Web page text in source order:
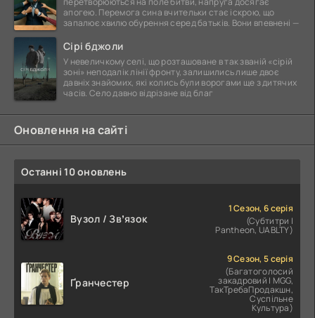
апогею. Перемога сина вчительки стає іскрою, що
запалює хвилю обурення серед батьків. Вони впевнені —
Сірі бджоли
У невеличкому селі, що розташоване в так званій «сірій
зоні» неподалік лінії фронту, залишились лише двоє
давніх знайомих, які колись були ворогами ще з дитячих
часів. Село давно відрізане від благ
Оновлення на сайті
Останні 10 оновлень
Вузол / Звʼязок
1 Сезон, 6 серія
(Субтитри |
Pantheon, UABLTY)
Ґранчестер
9 Сезон, 5 серія
(Багатоголосий
закадровий | MGG,
ТакТребаПродакшн,
Суспільне
Культура)